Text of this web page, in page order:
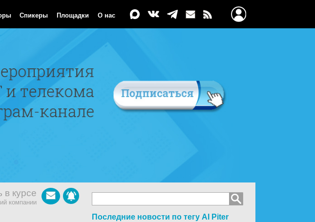
Спикеры Площадки О нас
в курсе
компании
Последние новости по тегу AI Piter